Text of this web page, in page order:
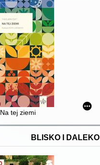
Na tej ziemi
BLISKO I DALEKO